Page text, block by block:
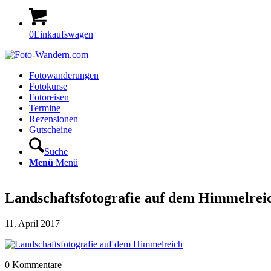
0Einkaufswagen
Fotowanderungen
Fotokurse
Fotoreisen
Termine
Rezensionen
Gutscheine
Suche
Menü Menü
Landschaftsfotografie auf dem
11. April 2017
0 Kommentare